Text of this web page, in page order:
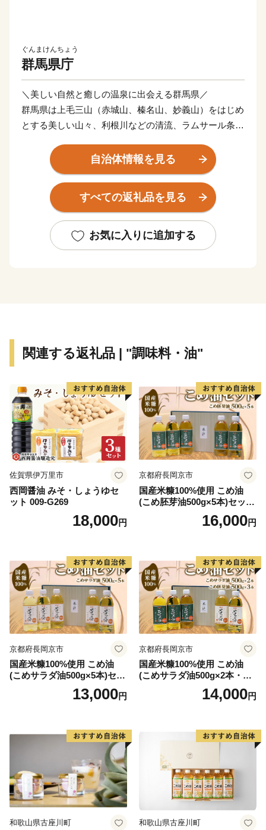
ぐんまけんちょう
群馬県庁
＼美しい自然と癒しの温泉に出会える群馬県／
群馬県は上毛三山（赤城山、榛名山、妙義山）をはじめ
とする美しい山々、利根川などの清流、ラムサール条約
美しい自然の中を散策し豊かな時間を過ごすほか、県内
各地で夏は登山・カヌー・キャニオニング・ラフティン
グ、冬はスキーやスノーボードなど様々なアクティビテ
ィを楽しむこともできます。
また、群馬県といえば温泉です。草津、伊香保、みなか
み、四万（しま）をはじめ、県内には100を超える温泉
ネギなどの豊富な農畜産物や、おっきりこみ・水沢うど
＼群馬県が目指すビジョン／
群馬県では、2040年に目指す姿である
「年齢や性別、国籍、障害の有無等にかかわらず、すべ
ての県民が、誰一人取り残されることなく、自ら思い描
く人生を生き、幸福を実感できる自立分散型の社会」の
実現に向け、デジタルトランスフォーメーションや教育
イノベーション推進等の施策を展開しています。
群馬県が目指すビジョンの達成や群馬県の美しい自然・
ふるさと納税」を通じ応援いただけますと幸いです。
自治体情報を見る
すべての返礼品を見る
お気に入りに追加する
関連する返礼品 | "調味料・油"
佐賀県伊万里市
西岡醤油 みそ・しょうゆセ
ット 009-G269
18,000円
京都府長岡京市
国産米糠100%使用 こめ油
(こめ胚芽油500g×5本)セット
16,000円
京都府長岡京市
国産米糠100%使用 こめ油
(こめサラダ油500g×5本)セッ
13,000円
京都府長岡京市
国産米糠100%使用 こめ油
(こめサラダ油500g×2本・こ
め胚芽油500g×3本)セット [1
14,000円
和歌山県古座川町 和歌山県古座川町